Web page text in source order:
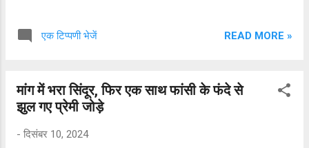
मशक्कत के बाद घायलों और मृतकों के शव को बाहर
देखते हुए उन्हें राजनांदगांव जिला अस्पताल रेफर किया
गया। सभी घायलों की हालात काफी नाजुक बनी हुई है।
एक टिप्पणी भेजें READ MORE »
मांग में भरा सिंदूर, फिर एक साथ फांसी के फंदे से
झुल गए प्रेमी जोड़े
- दिसंबर 10, 2024